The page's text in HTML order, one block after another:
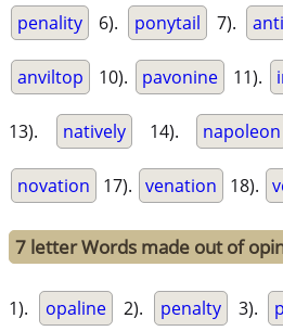
penality 6). ponytail 7).
anviltop 10). pavonine 11).
13). natively 14). napoleon
novation 17). venation 18).
7 letter Words made out of
1). opaline 2). penalty 3).